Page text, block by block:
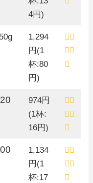
4円)
1,294
円(1
杯:80
円)
974円
(1杯:
16円)
1,134
円(1
杯:17